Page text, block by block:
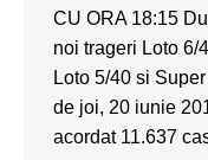
CU ORA 18:15
noi trageri Loto 6/
Loto 5/40 si
de joi, 20 iunie
acordat 11.637